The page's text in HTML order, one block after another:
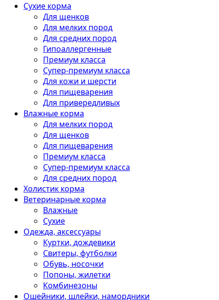
Сухие корма
Для щенков
Для мелких пород
Для средних пород
Гипоаллергенные
Премиум класса
Супер-премиум класса
Для кожи и шерсти
Для пищеварения
Для привередливых
Влажные корма
Для мелких пород
Для щенков
Для пищеварения
Премиум класса
Супер-премиум класса
Для средних пород
Холистик корма
Ветеринарные корма
Влажные
Сухие
Одежда, аксессуары
Куртки, дождевики
Свитеры, футболки
Обувь, носочки
Попоны, жилетки
Комбинезоны
Ошейники, шлейки, намордники